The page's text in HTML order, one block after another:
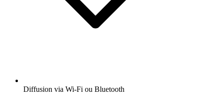
Diffusion via Wi-Fi ou Bluetooth